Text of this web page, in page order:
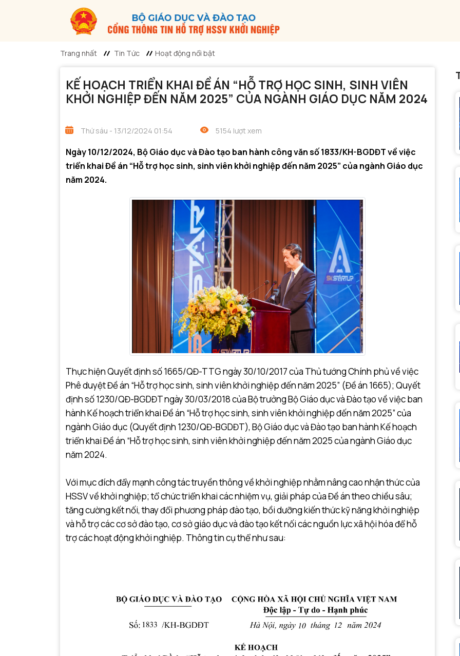
Trang nhất Tin Tức Hoạt động nổi bật
KẾ HOẠCH TRIỂN KHAI ĐỀ ÁN “HỖ TRỢ HỌC SINH, SINH VIÊN
KHỞI NGHIỆP ĐẾN NĂM 2025” CỦA NGÀNH GIÁO DỤC NĂM 2024
Thứ sáu - 13/12/2024 01:54 5154 lượt xem
Ngày 10/12/2024, Bộ Giáo dục và Đào tạo ban hành công văn số 1833/KH-BGDĐT về việc
triển khai Đề án “Hỗ trợ học sinh, sinh viên khởi nghiệp đến năm 2025” của ngành Giáo dục
năm 2024.
Thực hiện Quyết định số 1665/QĐ-TTG ngày 30/10/2017 của Thủ tướng Chính phủ về việc
Phê duyệt Đề án “Hỗ trợ học sinh, sinh viên khởi nghiệp đến năm 2025” (Đề án 1665); Quyết
định số 1230/QĐ-BGDĐT ngày 30/03/2018 của Bộ trưởng Bộ Giáo dục và Đào tạo về việc ban
hành Kế hoạch triển khai Đề án “Hỗ trợ học sinh, sinh viên khởi nghiệp đến năm 2025” của
ngành Giáo dục (Quyết định 1230/QĐ-BGDĐT), Bộ Giáo dục và Đào tạo ban hành Kế hoạch
triển khai Đề án “Hỗ trợ học sinh, sinh viên khởi nghiệp đến năm 2025 của ngành Giáo dục
năm 2024.
Với mục đích đẩy mạnh công tác truyền thông về khởi nghiệp nhằm nâng cao nhận thức của
HSSV về khởi nghiệp; tổ chức triển khai các nhiệm vụ, giải pháp của Đề án theo chiều sâu;
tăng cường kết nối, thay đổi phương pháp đào tạo, bồi dưỡng kiến thức kỹ năng khởi nghiệp
và hỗ trợ các cơ sở đào tạo, cơ sở giáo dục và đào tạo kết nối các nguồn lực xã hội hóa để hỗ
trợ các hoạt động khởi nghiệp. Thông tin cụ thể như sau: